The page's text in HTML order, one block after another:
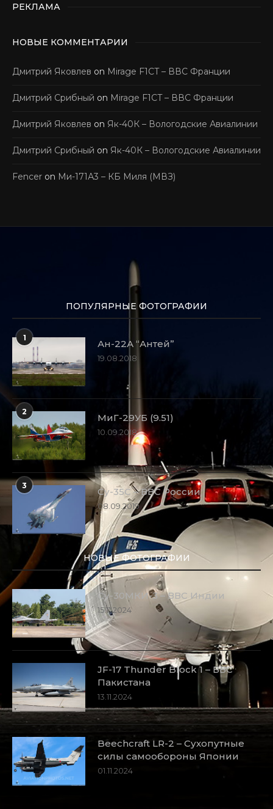
РЕКЛАМА
НОВЫЕ КОММЕНТАРИИ
Дмитрий Яковлев on Mirage F1CT – ВВС Франции
Дмитрий Срибный on Mirage F1CT – ВВС Франции
Дмитрий Яковлев on Як-40К – Вологодские Авиалинии
Дмитрий Срибный on Як-40К – Вологодские Авиалинии
Fencer on Ми-171А3 – КБ Миля (МВЗ)
ПОПУЛЯРНЫЕ ФОТОГРАФИИ
1
Ан-22А “Антей”
19.08.2018
2
МиГ-29УБ (9.51)
10.09.2018
3
Су-35С – ВВС России
08.09.2019
НОВЫЕ ФОТОГРАФИИ
Су-30МКИ-3 – ВВС Индии
15.11.2024
JF-17 Thunder Block 1 – ВВС
Пакистана
13.11.2024
Beechcraft LR-2 – Сухопутные
силы самообороны Японии
01.11.2024